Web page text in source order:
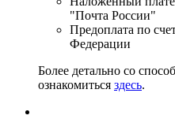
"Почта России"
Предоплата по
Федерации
Более детально со
ознакомиться здесь.